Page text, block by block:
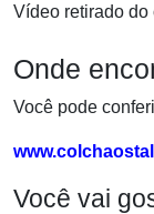
Vídeo retirado do
Onde
Você pode
Você vai